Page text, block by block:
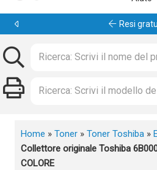
Garanzia 24
Home » Toner » Toner Toshiba »
Collettore originale Toshiba
COLORE